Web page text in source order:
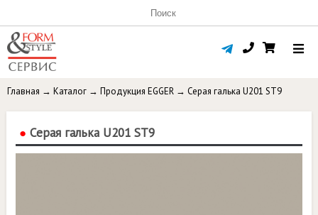
Главная → Каталог → Продукция EGGER → Серая галька U201 ST9
● Серая галька U201 ST9